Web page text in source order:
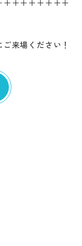
＋＋＋＋＋＋＋
来場ください！